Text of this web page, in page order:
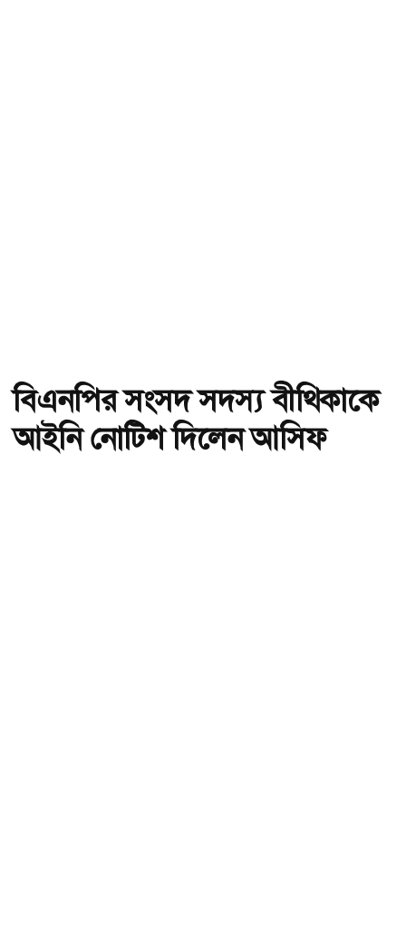
বিএনপির সংসদ সদস্য বীথিকাকে
আইনি নোটিশ দিলেন আসিফ